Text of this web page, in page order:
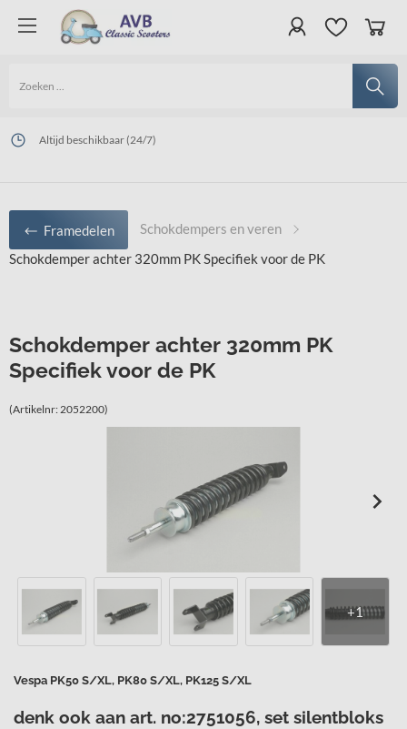
Online veilig en snel betalen
Altijd beschikbaar (24/7)
Framedelen
Schokdempers en veren
Schokdemper achter 320mm PK Specifiek voor de PK
Schokdemper achter 320mm PK
Specifiek voor de PK
(Artikelnr: 2052200)
Vespa PK50 S/XL, PK80 S/XL, PK125 S/XL
denk ook aan art. no:2751056, set silentbloks